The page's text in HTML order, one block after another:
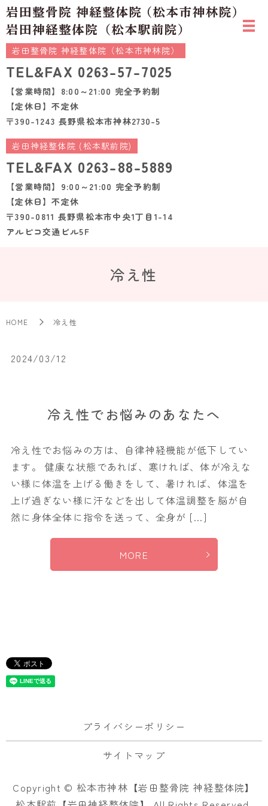
岩田整骨院 神経整体院（松本市神林院）
TEL&FAX 0263-57-7025
【営業時間】8:00～21:00 完全予約制
【定休日】不定休
〒390-1243 長野県松本市神林2730-5
岩田神経整体院 (松本駅前院)
TEL&FAX 0263-88-5889
【営業時間】9:00～21:00 完全予約制
【定休日】不定休
〒390-0811 長野県松本市中央1丁目1-14
アルピコ交通ビル5F
冷え性
HOME 冷え性
2024/03/12
冷え性でお悩みのあなたへ
冷え性でお悩みの方は、自律神経機能が低下してい
ます。 健康な状態であれば、寒ければ、体が冷えな
い様に体温を上げる働きをして、暑ければ、体温を
上げ過ぎない様に汗などを出して体温調整を脳が自
然に身体全体に指令を送って、全身が […]
MORE
プライバシーポリシー
サイトマップ
Copyright © 松本市神林【岩田整骨院 神経整体院】